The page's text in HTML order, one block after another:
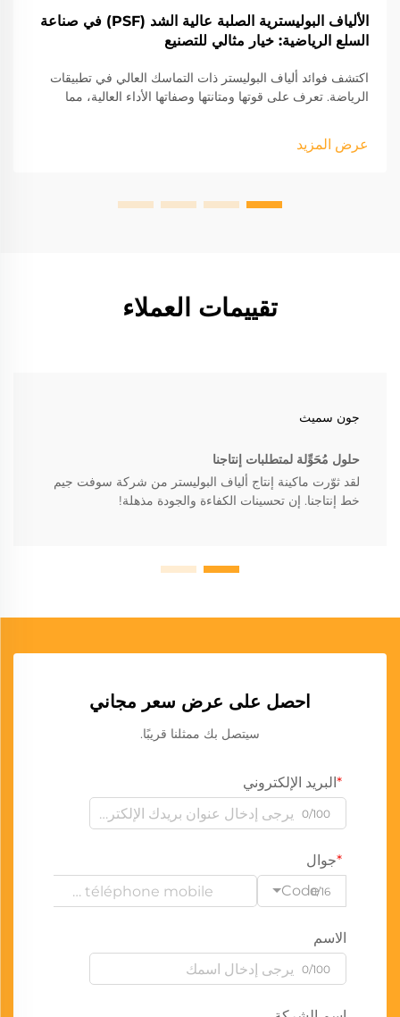
الألياف البوليسترية الصلبة عالية الشد (PSF) في صناعة
السلع الرياضية: خيار مثالي للتصنيع
اكتشف فوائد ألياف البوليستر ذات التماسك العالي في تطبيقات
الرياضة. تعرف على قوتها ومتانتها وصفاتها الأداء العالية، مما
عرض المزيد
تقييمات العملاء
جون سميث
حلول مُحَوِّلة لمتطلبات إنتاجنا
لقد ثوّرت ماكينة إنتاج ألياف البوليستر من شركة سوفت جيم
خط إنتاجنا. إن تحسينات الكفاءة والجودة مذهلة!
احصل على عرض سعر مجاني
سيتصل بك ممثلنا قريبًا.
البريد الإلكتروني
0/100
جوال
Code0/16
الاسم
0/100